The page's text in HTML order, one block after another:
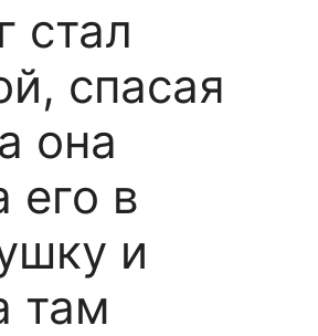
стал
спасая
она
его в
и
там